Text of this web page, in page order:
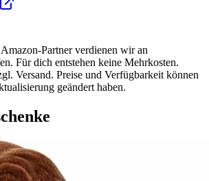
Partner verdienen wir an
Für dich entstehen keine Mehrkosten.
Versand. Preise und Verfügbarkeit können
geändert haben.